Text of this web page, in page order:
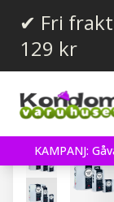
✔ Fri
129 kr
KAMPANJ: